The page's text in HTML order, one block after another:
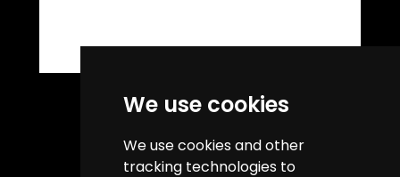
We use cookies
We use cookies and other
tracking technologies to